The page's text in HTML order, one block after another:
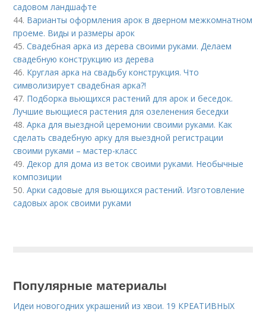
садовом ландшафте
44. Варианты оформления арок в дверном межкомнатном
проеме. Виды и размеры арок
45.Свадебная арка из дерева своими руками. Делаем
свадебную конструкцию из дерева
46. Круглая арка на свадьбу конструкция. Что
символизирует свадебная арка?!
47. Подборка вьющихся растений для арок и беседок.
Лучшие вьющиеся растения для озеленения беседки
48.Арка для выездной церемонии своими руками. Как
сделать свадебную арку для выездной регистрации
своими руками – мастер-класс
49.Декор для дома из веток своими руками. Необычные
композиции
50.Арки садовые для вьющихся растений. Изготовление
садовых арок своими руками
Популярные материалы
Идеи новогодних украшений из хвои. 19 КРЕАТИВНЫХ